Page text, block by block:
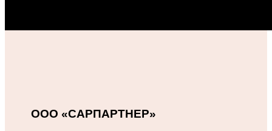
ООО «САРПАРТНЕР»